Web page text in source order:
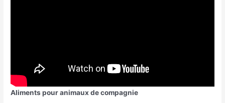
Aliments pour animaux de compagnie